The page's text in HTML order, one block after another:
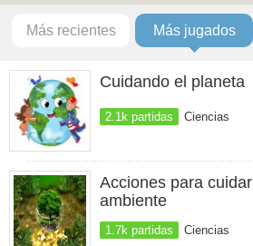
Más recientes Más jugados
Cuidando el planeta
2.1k partidas Ciencias
Acciones para
ambiente
1.7k partidas Ciencias